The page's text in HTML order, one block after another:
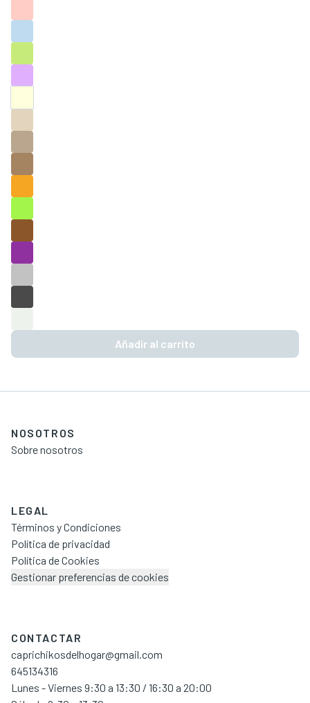
Añadir al carrito
NOSOTROS
Sobre nosotros
LEGAL
Términos y Condiciones
Política de privacidad
Política de Cookies
Gestionar preferencias de cookies
CONTACTAR
caprichikosdelhogar@gmail.com
645134316
Lunes - Viernes 9:30 a 13:30 / 16:30 a 20:00